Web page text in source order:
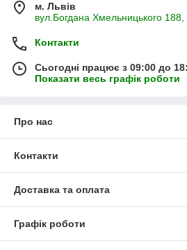
м. Львів
вул.Богдана Хмельницького 188,
Контакти
Сьогодні працює з 09:00 до
Показати весь графік роботи
Про нас
Контакти
Доставка та оплата
Графік роботи